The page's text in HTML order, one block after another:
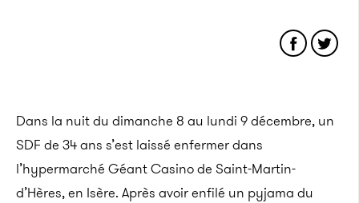
Dans la nuit du dimanche 8 au lundi 9 décembre, un
SDF de 34 ans s’est laissé enfermerdans
l’hypermarché Géant Casino de Saint-Martin-
d’Hères, en Isère. Après avoir enfilé un pyjama du